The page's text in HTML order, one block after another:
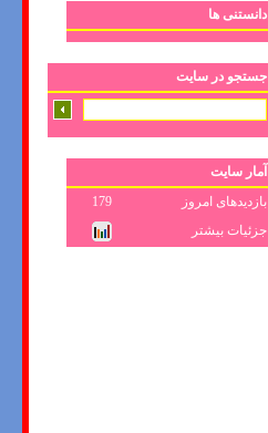
دانستنی ها
جستجو در سایت
آمار سایت
بازدیدهای امروز
179
جزئیات بیشتر